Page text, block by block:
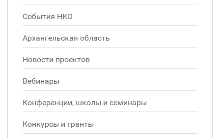
События НКО
Архангельская область
Новости проектов
Вебинары
Конференции, школы и семинары
Конкурсы и гранты